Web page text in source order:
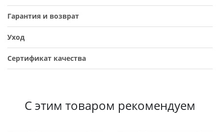
Гарантия и возврат
Уход
Сертификат качества
С этим товаром рекомендуем